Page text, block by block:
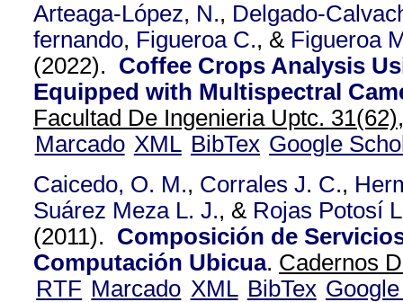
Arteaga-López, N., Delgado-
fernando, Figueroa C., & Figueroa
(2022). Coffee Crops Analysis
Equipped with Multispectral
Facultad De Ingenieria Uptc. 31(62),
Marcado XML BibTex Google
Caicedo, O. M., Corrales J. C.,
Suárez Meza L. J., & Rojas Potosí
(2011). Composición de
Computación Ubicua. Cadernos
RTF Marcado XML BibTex